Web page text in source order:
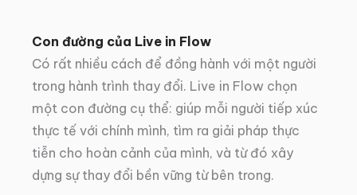
Con đường của Live in Flow
Có rất nhiều cách để đồng hành với một người
trong hành trình thay đổi. Live in Flow chọn
một con đường cụ thể: giúp mỗi người tiếp xúc
thực tế với chính mình, tìm ra giải pháp thực
tiễn cho hoàn cảnh của mình, và từ đó xây
dựng sự thay đổi bền vững từ bên trong.